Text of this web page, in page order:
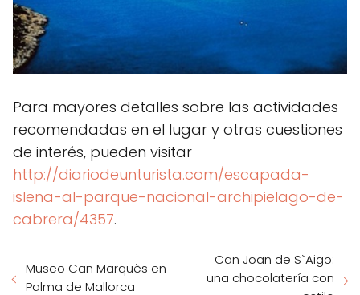
Para mayores detalles sobre las actividades
recomendadas en el lugar y otras cuestiones
de interés, pueden visitar
http://diariodeunturista.com/escapada-
islena-al-parque-nacional-archipielago-de-
cabrera/4357.
Museo Can Marquès en
Palma de Mallorca
Can Joan de S`Aigo:
una chocolatería con